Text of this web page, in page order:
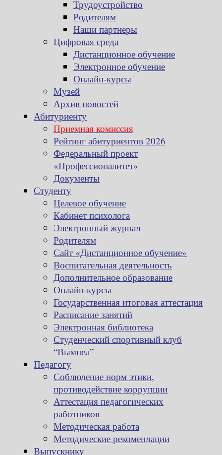
Трудоустройство
Родителям
Наши партнеры
Цифровая среда
Дистанционное обучение
Электронное обучение
Онлайн-курсы
Музей
Архив новостей
Абитуриенту
Приемная комиссия
Рейтинг абитуриентов 2026
Федеральный проект
«Профессионалитет»
Документы
Студенту
Целевое обучение
Кабинет психолога
Электронный журнал
Родителям
Сайт «Дистанционное обучение»
Воспитательная деятельность
Дополнительное образование
Онлайн-курсы
Государственная итоговая аттестация
Расписание занятий
Электронная библиотека
Студенческий спортивный клуб
“Вымпел”
Педагогу
Соблюдение норм этики,
противодействие коррупции
Аттестация педагогических
работников
Методическая работа
Методические рекомендации
Выпускнику